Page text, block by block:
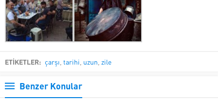
ETİKETLER: çarşı tarihi uzun zile
Benzer Konular